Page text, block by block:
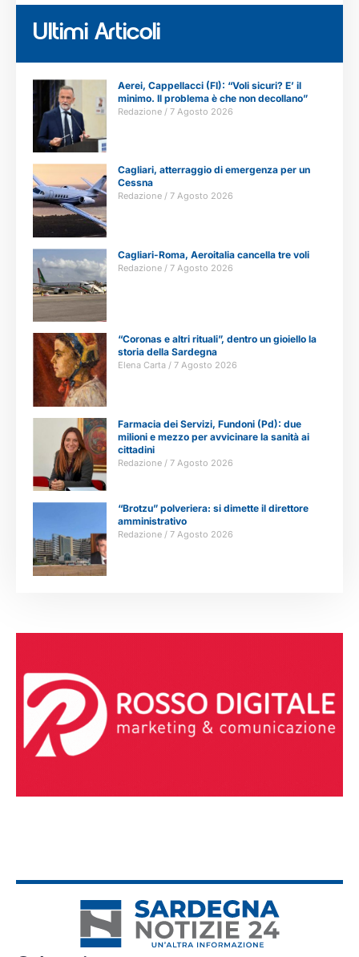
Ultimi Articoli
Aerei, Cappellacci (FI): “Voli sicuri? E’ il
minimo. Il problema è che non decollano”
Redazione 7 Agosto 2026
Cagliari, atterraggio di emergenza per un
Cessna
Redazione 7 Agosto 2026
Cagliari-Roma, Aeroitalia cancella tre voli
Redazione 7 Agosto 2026
“Coronas e altri rituali”, dentro un gioiello la
storia della Sardegna
Elena Carta 7 Agosto 2026
Farmacia dei Servizi, Fundoni (Pd): due
milioni e mezzo per avvicinare la sanità ai
cittadini
Redazione 7 Agosto 2026
“Brotzu” polveriera: si dimette il direttore
amministrativo
Redazione 7 Agosto 2026